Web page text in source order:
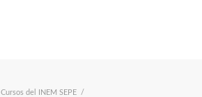
Cursos del INEM SEPE
/